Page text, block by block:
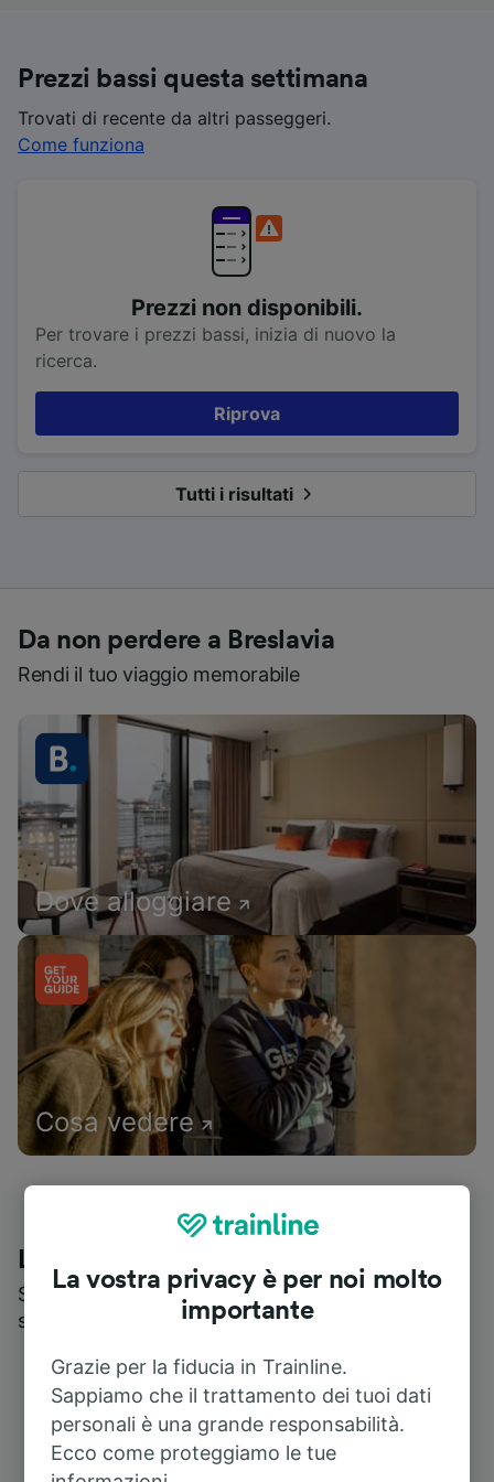
Prezzi bassi questa settimana
Trovati di recente da altri passeggeri.
Come funziona
Prezzi non disponibili.
Per trovare i prezzi bassi, inizia di nuovo la
ricerca.
Riprova
Tutti i risultati
Da non perdere a Breslavia
Rendi il tuo viaggio memorabile
Dove alloggiare
Cosa vedere
Le recensioni dei nostri viaggiatori
Scopri cosa pensa realmente chi utilizza i nostri
servizi
La vostra privacy è per noi molto
importante
Grazie per la fiducia in Trainline.
Sappiamo che il trattamento dei tuoi dati
personali è una grande responsabilità.
Ecco come proteggiamo le tue